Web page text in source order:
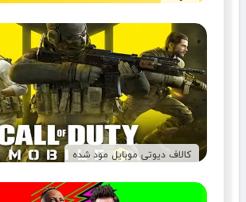
کالاف دیوتی موبایل مود شده